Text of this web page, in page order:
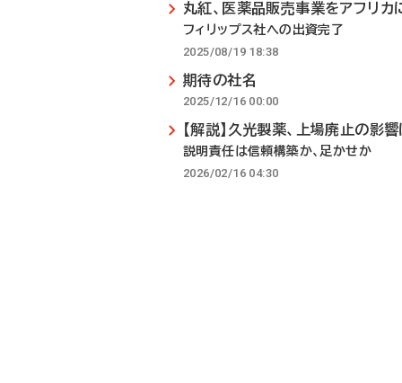
丸紅、医薬品販売事業をアフリカ
フィリップス社への出資完了
2025/08/19 18:38
期待の社名
2025/12/16 00:00
【解説】久光製薬、上場廃止の影響
説明責任は信頼構築か、足かせか
2026/02/16 04:30